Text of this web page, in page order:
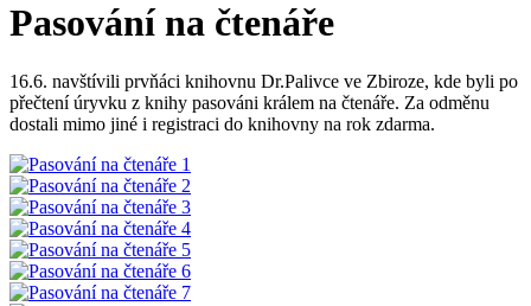
Pasování na čtenáře
16.6. navštívili prvňáci knihovnu Dr.Palivce ve Zbiroze, kde byli po
přečtení úryvku z knihy pasováni králem na čtenáře. Za odměnu
dostali mimo jiné i registraci do knihovny na rok zdarma.